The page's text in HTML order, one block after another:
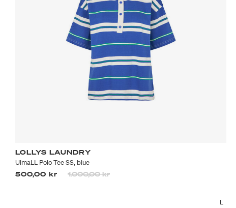
LOLLYS LAUNDRY
UlmaLL Polo Tee SS, blue
500,00 kr
Priset är nedsatt från
1.000,00 krtill
L